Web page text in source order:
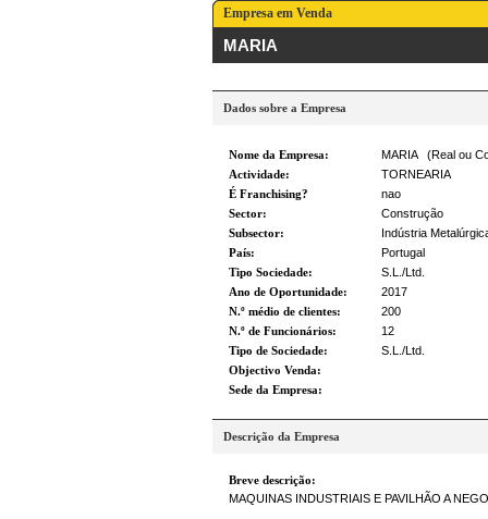
Empresa em Venda
MARIA
Dados sobre a Empresa
Nome da Empresa:
MARIA (Real ou
Actividade:
TORNEARIA
É Franchising?
nao
Sector:
Construção
Subsector:
Indústria
País:
Portugal
Tipo Sociedade:
S.L./Ltd.
Ano de Oportunidade:
2017
N.º médio de clientes:
200
N.º de Funcionários:
12
Tipo de Sociedade:
S.L./Ltd.
Objectivo Venda:
Sede da Empresa:
Descrição da Empresa
Breve descrição:
MAQUINAS INDUSTRIAIS E PAVILHÃO A